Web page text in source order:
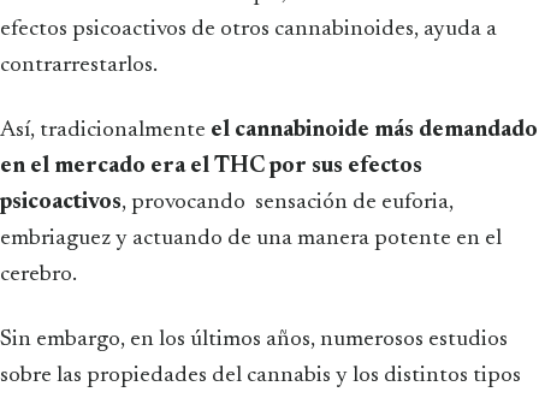
efectos psicoactivos de otros cannabinoides, ayuda a
contrarrestarlos.
Así, tradicionalmente el cannabinoide más demandado
en el mercado era el THC por sus efectos
psicoactivos, provocando sensación de euforia,
embriaguez y actuando de una manera potente en el
cerebro.
Sin embargo, en los últimos años, numerosos estudios
sobre las propiedades del cannabis y los distintos tipos